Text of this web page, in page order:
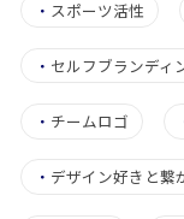
・ スポーツ活性
・ セルフブランディ
・ チームロゴ
・ デザイン好きと繋